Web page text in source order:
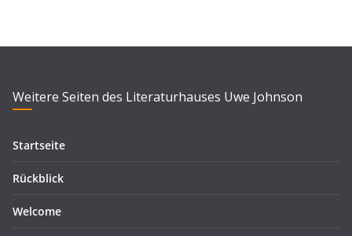
Weitere Seiten des Literaturhauses Uwe Johnson
Startseite
Rückblick
Welcome